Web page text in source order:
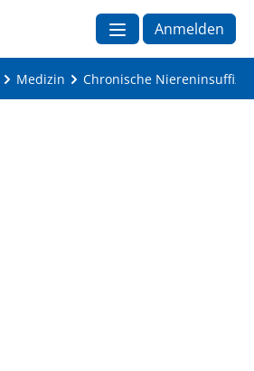
Anmelden
Medizin Chronische